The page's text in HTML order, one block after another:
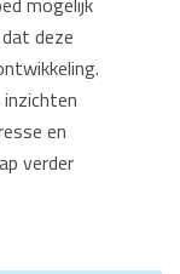
deze
inzichten
en
verder